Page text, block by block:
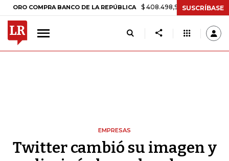
COMPRA BANCO DE LA REPÚBLICA $ 408.498,97 +$ 8.753,81 +2,19%
SUSCRÍBASE
EMPRESAS
Twitter cambió su imagen y